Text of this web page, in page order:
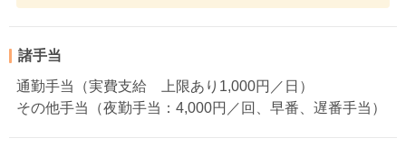
諸手当
通勤手当（実費支給 上限あり1,000円／日）
その他手当（夜勤手当：4,000円／回、早番、遅番手当）